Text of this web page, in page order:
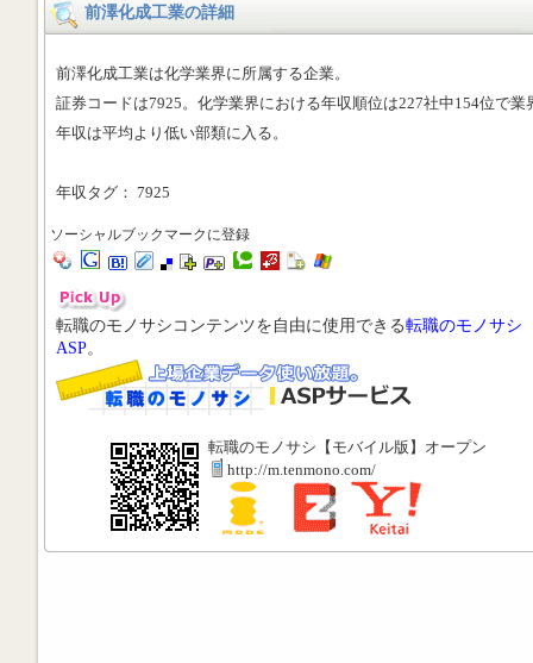
前澤化成工業の詳細
前澤化成工業は化学業界に所属する企業。
証券コードは7925。化学業界における年収順位は227社中154位で業
年収は平均より低い部類に入る。
年収タグ： 7925
ソーシャルブックマークに登録
転職のモノサシコンテンツを自由に使用できる転職のモノサシ
ASP。
転職のモノサシ【モバイル版】オープン
http://m.tenmono.com/